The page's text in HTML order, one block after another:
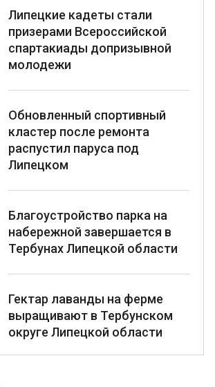
Липецкие кадеты стали
призерами Всероссийской
спартакиады допризывной
молодежи
Обновленный спортивный
кластер после ремонта
распустил паруса под
Липецком
Благоустройство парка на
набережной завершается в
Тербунах Липецкой области
Гектар лаванды на ферме
выращивают в Тербунском
округе Липецкой области